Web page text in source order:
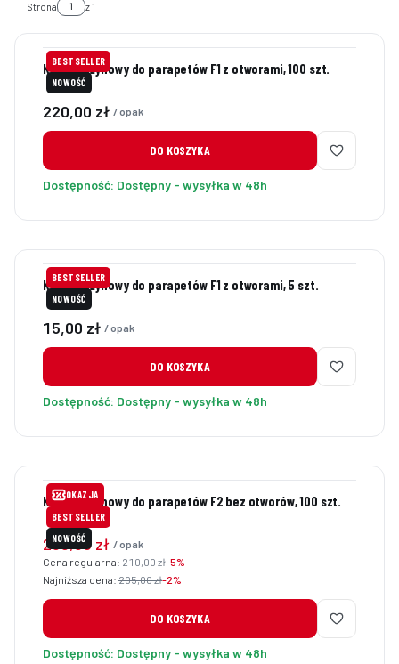
Strona z 1
BESTSELLER
NOWOŚĆ
Klin sprężynowy do parapetów F1 z otworami, 100 szt.
Cena
220,00 zł / opak
DO KOSZYKA
Dostępność: Dostępny - wysyłka w 48h
BESTSELLER
NOWOŚĆ
Klin sprężynowy do parapetów F1 z otworami, 5 szt.
Cena
15,00 zł / opak
DO KOSZYKA
Dostępność: Dostępny - wysyłka w 48h
OKAZJA
BESTSELLER
NOWOŚĆ
Klin sprężynowy do parapetów F2 bez otworów, 100 szt.
Cena promocyjna
200,00 zł / opak
Cena regularna: 210,00 zł-5%
Najniższa cena: 205,00 zł-2%
DO KOSZYKA
Dostępność: Dostępny - wysyłka w 48h